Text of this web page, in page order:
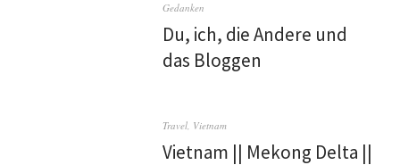
Gedanken
Du, ich, die Andere und
das Bloggen
Travel, Vietnam
Vietnam || Mekong Delta ||